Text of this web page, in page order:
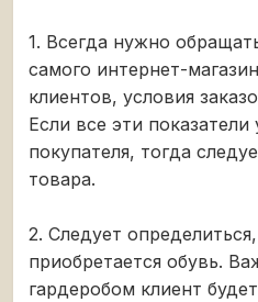
1. Всегда нужно
самого интернет-
клиентов, условия
Если все эти
покупателя, тогда
товара.
2. Следует
приобретается обувь.
гардеробом клиент